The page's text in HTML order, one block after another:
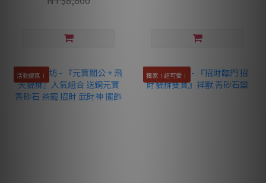
活動優惠！ 獨家！超可愛！